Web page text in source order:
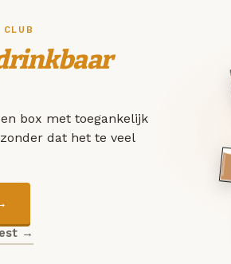
CLUB
box met toegankelijk
dat het te veel
→